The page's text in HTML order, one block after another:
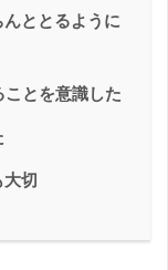
ととるように
とを意識した
大切